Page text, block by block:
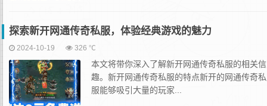
探索新开网通传奇私服，体验经典游戏的魅力
2024-10-19 326 ℃
本文将带你深入了解新开网通传奇私服的相关
趣。新开网通传奇私服的特点新开的网通传奇
服能够吸引大量的玩家...